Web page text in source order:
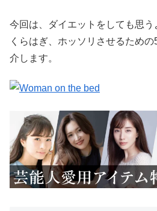
今回は、ダイエットをしても思
くらはぎ、ホッソリさせるため
介します。